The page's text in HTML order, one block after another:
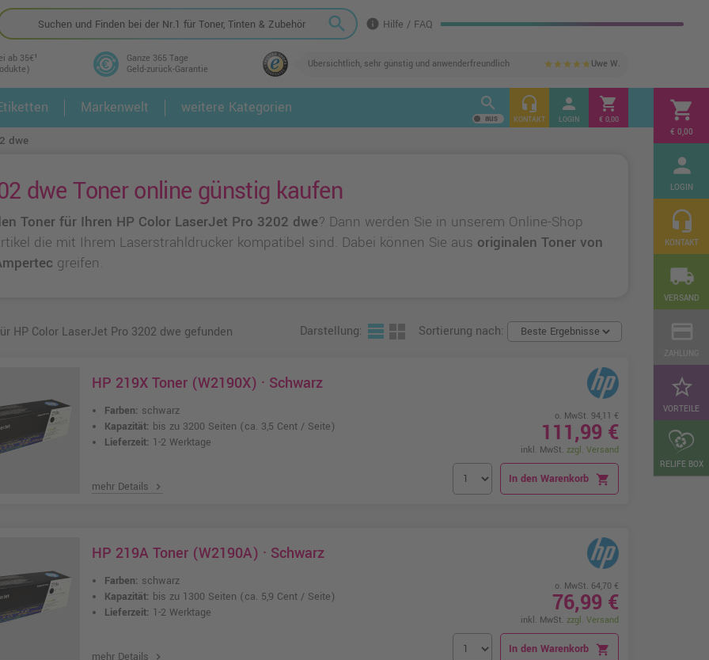
search info Hilfe / FAQ
ab 35€¹
Ganze 365 Tage
Geld-zurück-Garantie
Übersichtlich, sehr günstig und anwenderfreundlich star star star star star Uwe W.
shopping_cart
€ 0,00
person
LOGIN
headset_mic
KONTAKT
local_shipping
VERSAND
star_border
VORTEILE
RELIFE BOX
2.
Markenwelt weitere Kategorien search headset_mic
KONTAKT
person
LOGIN
shopping_cart
€ 0,00
dwe
dwe Toner online günstig kaufen
Toner für Ihren HP Color LaserJet Pro 3202 dwe? Dann werden Sie in unserem Online-Shop
die mit Ihrem Laserstrahldrucker kompatibel sind. Dabei können Sie aus originalen Toner von
greifen.
HP Color LaserJet Pro 3202 dwe gefunden Darstellung: Sortierung nach:
HP 219X Toner (W2190X) · Schwarz
Farben: schwarz
Kapazität: bis zu 3200 Seiten (ca. 3,5 Cent / Seite)
Lieferzeit: 1-2 Werktage
mehr Details chevron_right
o. MwSt. 94,11 €
111,99 €
inkl. MwSt. zzgl. Versand
In den Warenkorb shopping_cart
HP 219A Toner (W2190A) · Schwarz
Farben: schwarz
Kapazität: bis zu 1300 Seiten (ca. 5,9 Cent / Seite)
Lieferzeit: 1-2 Werktage
mehr Details chevron_right
o. MwSt. 64,70 €
76,99 €
inkl. MwSt. zzgl. Versand
In den Warenkorb shopping_cart